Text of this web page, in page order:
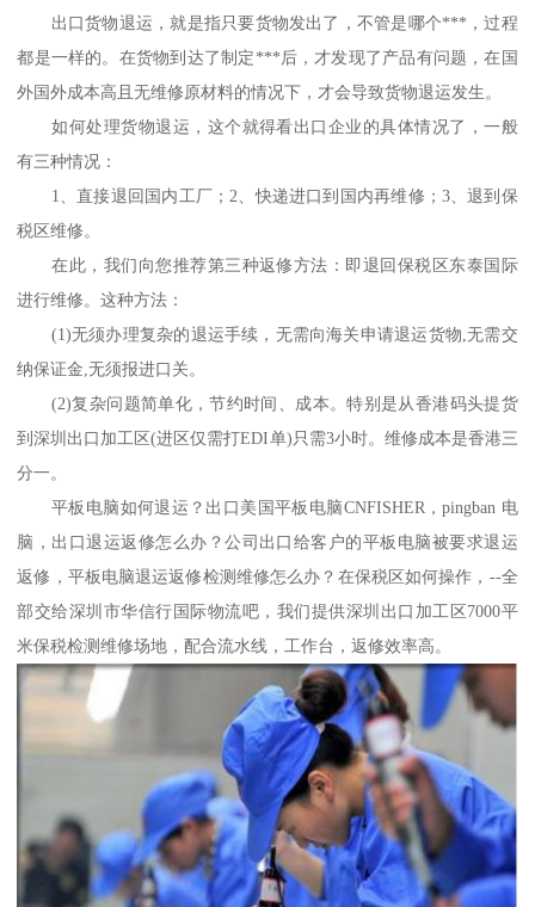
出口货物退运，就是指只要货物发出了，不管是哪个***，过程
都是一样的。在货物到达了制定***后，才发现了产品有问题，在国
外国外成本高且无维修原材料的情况下，才会导致货物退运发生。
如何处理货物退运，这个就得看出口企业的具体情况了，一般
有三种情况：
1、直接退回国内工厂；2、快递进口到国内再维修；3、退到保
税区维修。
在此，我们向您推荐第三种返修方法：即退回保税区东泰国际
进行维修。这种方法：
(1)无须办理复杂的退运手续，无需向海关申请退运货物,无需交
纳保证金,无须报进口关。
(2)复杂问题简单化，节约时间、成本。特别是从香港码头提货
到深圳出口加工区(进区仅需打EDI单)只需3小时。维修成本是香港三
分一。
平板电脑如何退运？出口美国平板电脑CNFISHER，pingban 电
脑，出口退运返修怎么办？公司出口给客户的平板电脑被要求退运
返修，平板电脑退运返修检测维修怎么办？在保税区如何操作，--全
部交给深圳市华信行国际物流吧，我们提供深圳出口加工区7000平
米保税检测维修场地，配合流水线，工作台，返修效率高。